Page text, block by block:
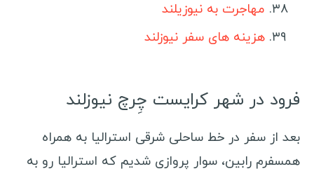
کره جنوبی
اندونزی
قزاقستان
اردن
سنگاپور
مهاجرت به نیوزیلند
هزینه های سفر نیوزلند
فرود در شهر کرایست چِرچ نیوزلند
بعد از سفر در خط ساحلی شرقی استرالیا به همراه
همسفرم رابین، سوار پروازی شدیم که استرالیا رو به